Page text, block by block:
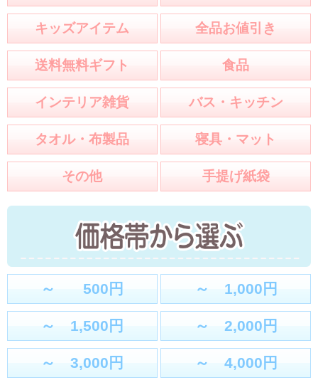
キッズアイテム 全品お値引き
送料無料ギフト 食品
インテリア雑貨 バス・キッチン
タオル・布製品 寝具・マット
その他 手提げ紙袋
～ 500円 ～ 1,000円
～ 1,500円 ～ 2,000円
～ 3,000円 ～ 4,000円